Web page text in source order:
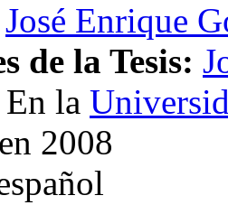
José Enrique
de la Tesis:
En la
2008